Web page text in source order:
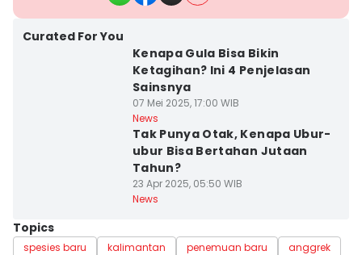
Curated For You
Kenapa Gula Bisa Bikin
Ketagihan? Ini 4 Penjelasan
Sainsnya
07 Mei 2025, 17:00 WIB
News
Tak Punya Otak, Kenapa Ubur-
ubur Bisa Bertahan Jutaan
Tahun?
23 Apr 2025, 05:50 WIB
News
Topics
spesies baru kalimantan penemuan baru
anggrek